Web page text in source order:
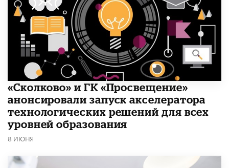
«Сколково» и ГК «Просвещение»
анонсировали запуск акселератора
технологических решений для всех
уровней образования
8 ИЮНЯ